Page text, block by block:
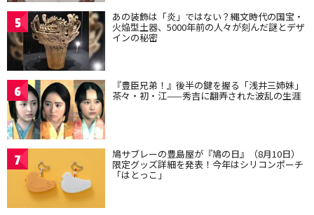
5 あの装飾は「炎」ではない？縄文時代の国宝・
火焔型土器、5000年前の人々が刻んだ謎とデザ
インの秘密
6 『豊臣兄弟！』後半の鍵を握る「浅井三姉妹」
茶々・初・江——秀吉に翻弄された波乱の生涯
7 鳩サブレーの豊島屋が『鳩の日』（8月10日）
限定グッズ詳細を発表！今年はシリコンポーチ
「はとっこ」